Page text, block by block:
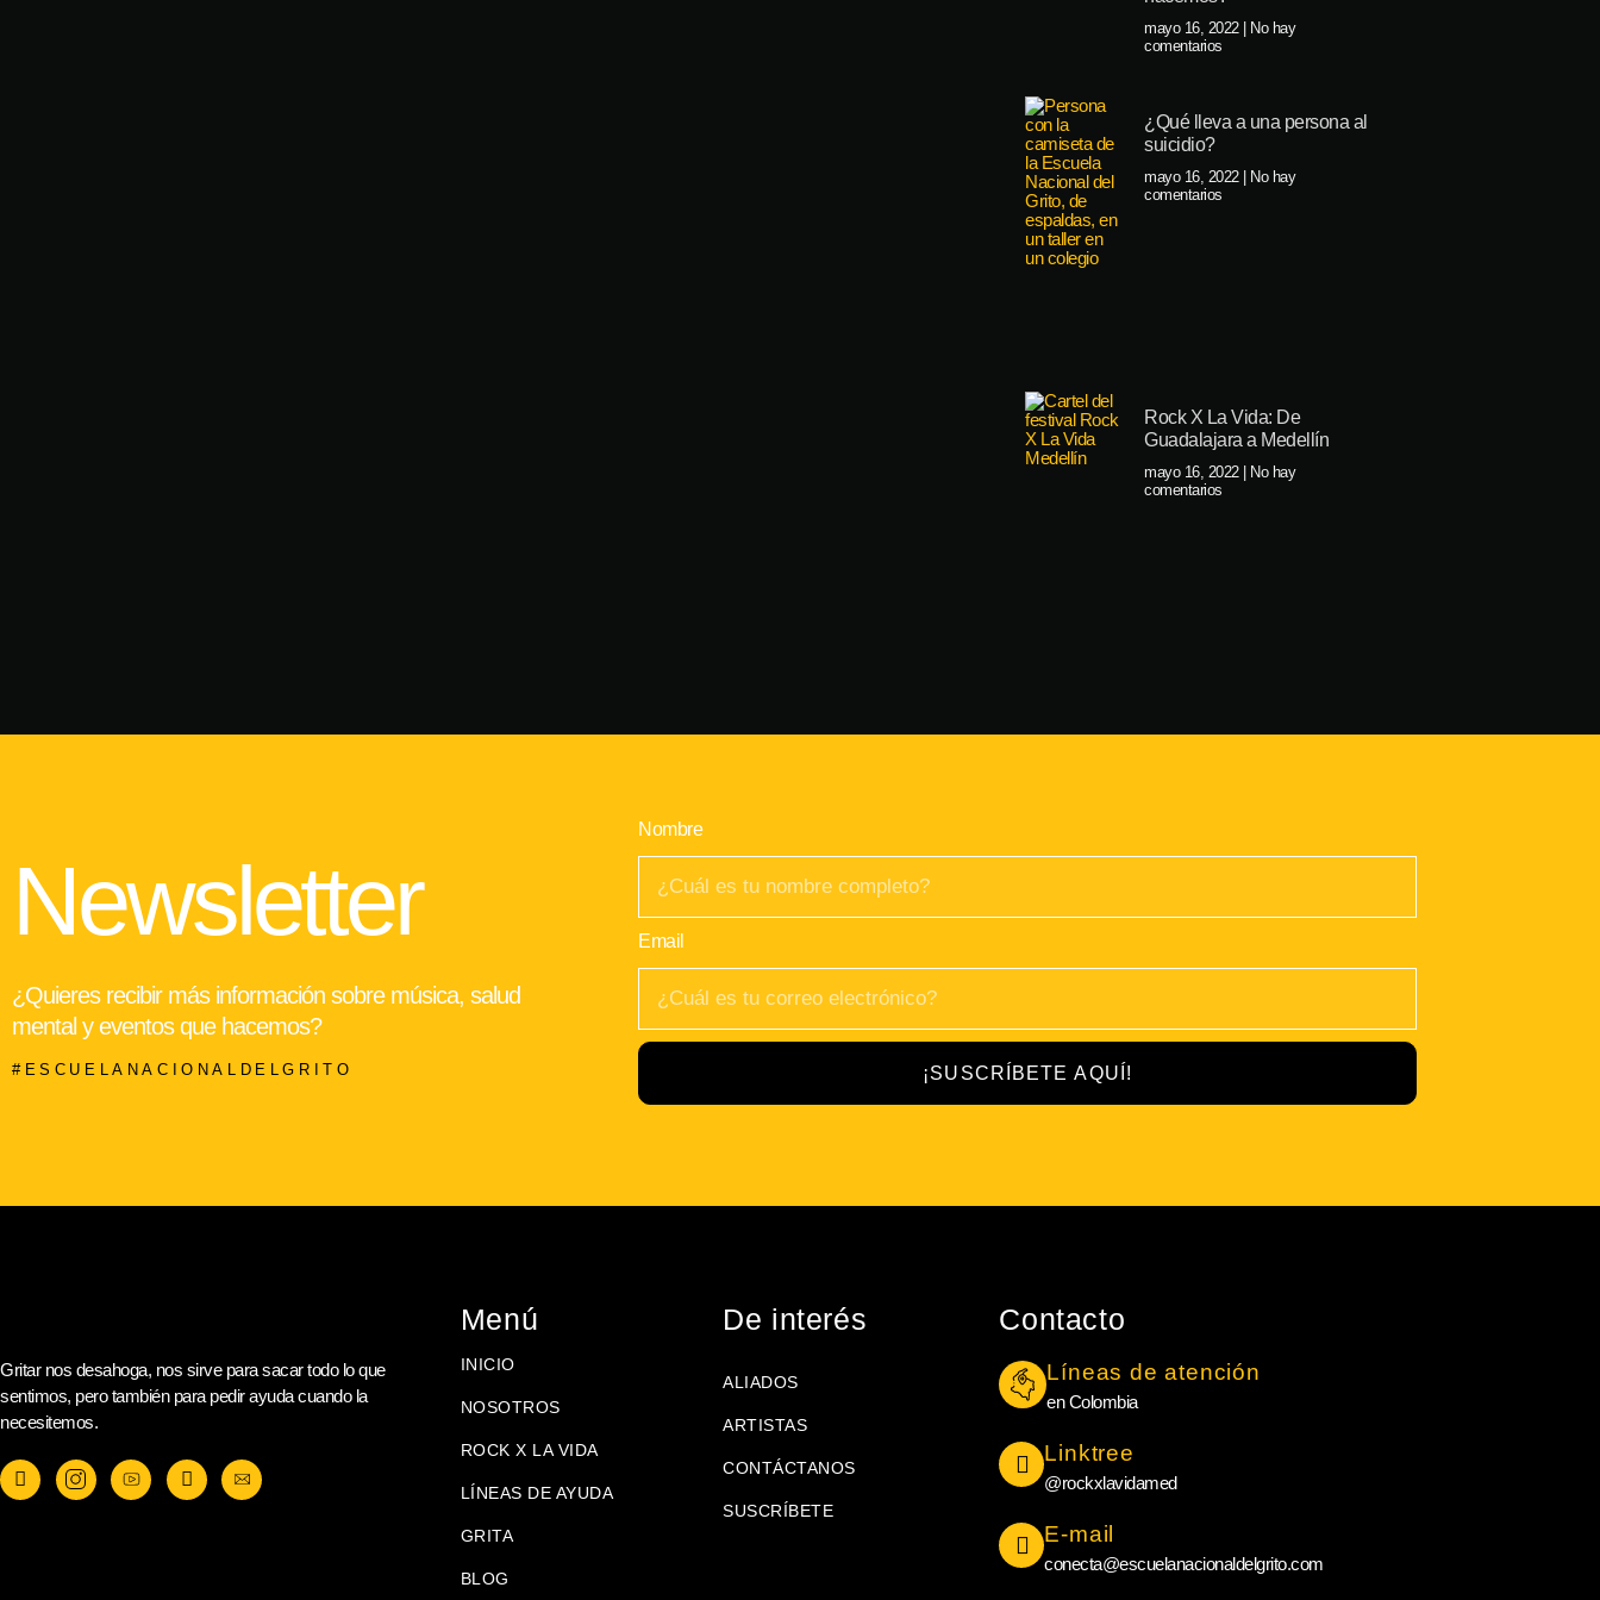
mayo 16, 2022 No hay
comentarios
¿Qué lleva a una persona al
suicidio?
mayo 16, 2022 No hay
comentarios
Rock X La Vida: De
Guadalajara a Medellín
mayo 16, 2022 No hay
comentarios
Newsletter
¿Quieres recibir más información sobre música, salud
mental y eventos que hacemos?
#ESCUELANACIONALDELGRITO
Nombre
Email
¡SUSCRÍBETE AQUÍ!
Gritar nos desahoga, nos sirve para sacar todo lo que
sentimos, pero también para pedir ayuda cuando la
necesitemos.
Menú
INICIO
NOSOTROS
ROCK X LA VIDA
LÍNEAS DE AYUDA
GRITA
BLOG
De interés
ALIADOS
ARTISTAS
CONTÁCTANOS
SUSCRÍBETE
Contacto
Líneas de atención
en Colombia
Linktree
@rockxlavidamed
E-mail
conecta@escuelanacionaldelgrito.com